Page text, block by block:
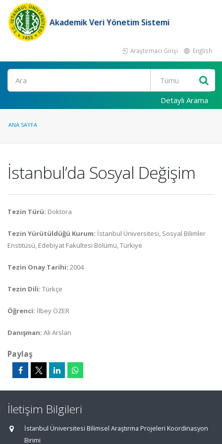
Akademik Veri Yönetim Sistemi
Araştırmacı Girişi English
Ara
Detaylı Arama
ANA SAYFA
İstanbul’da Sosyal Değişim
Tezin Türü: Doktora
Tezin Yürütüldüğü Kurum: İstanbul Üniversitesi, Sosyal Bilimler
Enstitüsü, Edebiyat Fakültesi Bölümü, Türkiye
Tezin Onay Tarihi: 2004
Tezin Dili: Türkçe
Öğrenci: İlbey ÖZER
Danışman: Ali Arslan
Paylaş
İletişim Bilgileri
İstanbul Üniversitesi Bilimsel Araştırma Projeleri Koordinasyon
Birimi